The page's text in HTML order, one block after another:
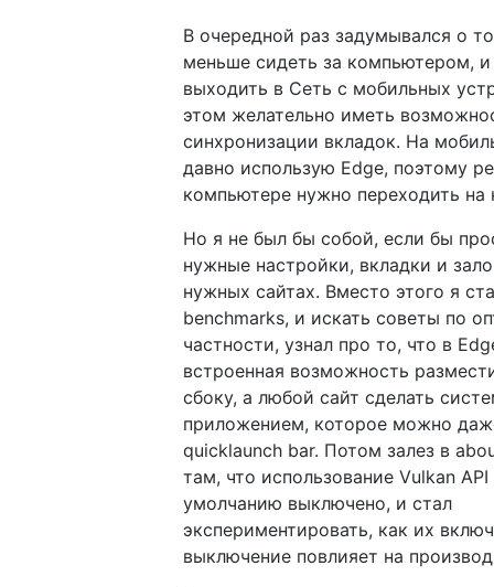
В очередной раз задумывался о
меньше сидеть за компьютером,
выходить в Сеть с мобильных
этом желательно иметь
синхронизации вкладок. На
давно использую Edge, поэтому
компьютере нужно переходить на
Но я не был бы собой, если бы
нужные настройки, вкладки и
нужных сайтах. Вместо этого я
benchmarks, и искать советы по
частности, узнал про то, что в
встроенная возможность
сбоку, а любой сайт сделать
приложением, которое можно
quicklaunch bar. Потом залез в
там, что использование Vulkan
умолчанию выключено, и стал
экспериментировать, как их
выключение повлияет на